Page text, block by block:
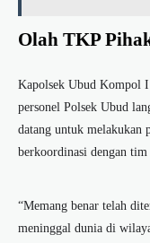
Olah TKP
Kapolsek Ubud Kompol I
personel Polsek Ubud
datang untuk melakukan
berkoordinasi dengan tim
“Memang benar telah
meninggal dunia di